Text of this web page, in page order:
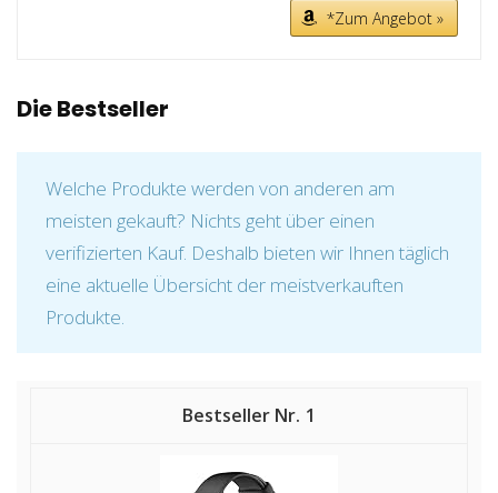
*Zum Angebot »
Die Bestseller
Welche Produkte werden von anderen am
meisten gekauft? Nichts geht über einen
verifizierten Kauf. Deshalb bieten wir Ihnen täglich
eine aktuelle Übersicht der meistverkauften
Produkte.
1